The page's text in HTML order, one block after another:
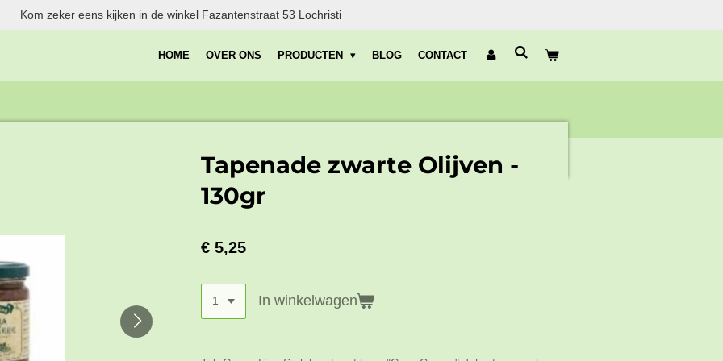
Kom zeker eens kijken in de winkel Fazantenstraat 53 Lochristi
HOME OVER ONS PRODUCTEN BLOG CONTACT
Tapenade zwarte Olijven -
130gr
€ 5,25
In winkelwagen